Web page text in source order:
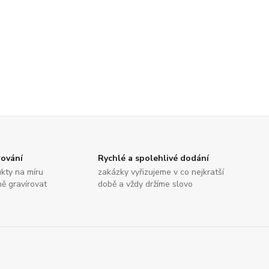
na míru
gravírovat
Rychlé a spolehlivé dodání
zakázky vyřizujeme v co nejkratší
době a vždy držíme slovo